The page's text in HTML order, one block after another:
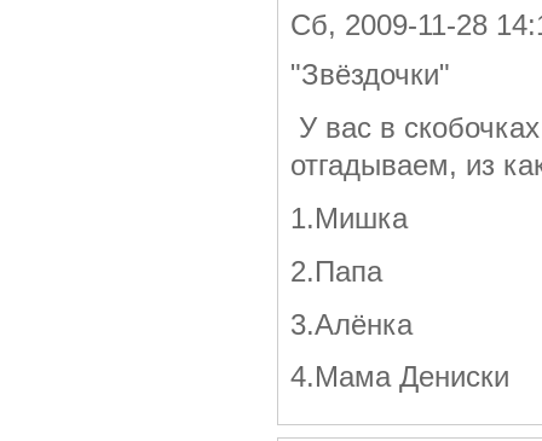
Сб, 2009-11-28
"Звёздочки"
У вас в
отгадываем, из
1.Мишка
2.Папа
3.Алёнка
4.Мама Дениски